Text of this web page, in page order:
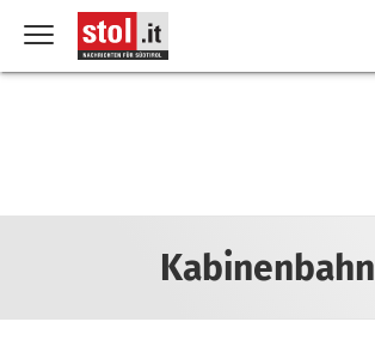
Kabinenbahn